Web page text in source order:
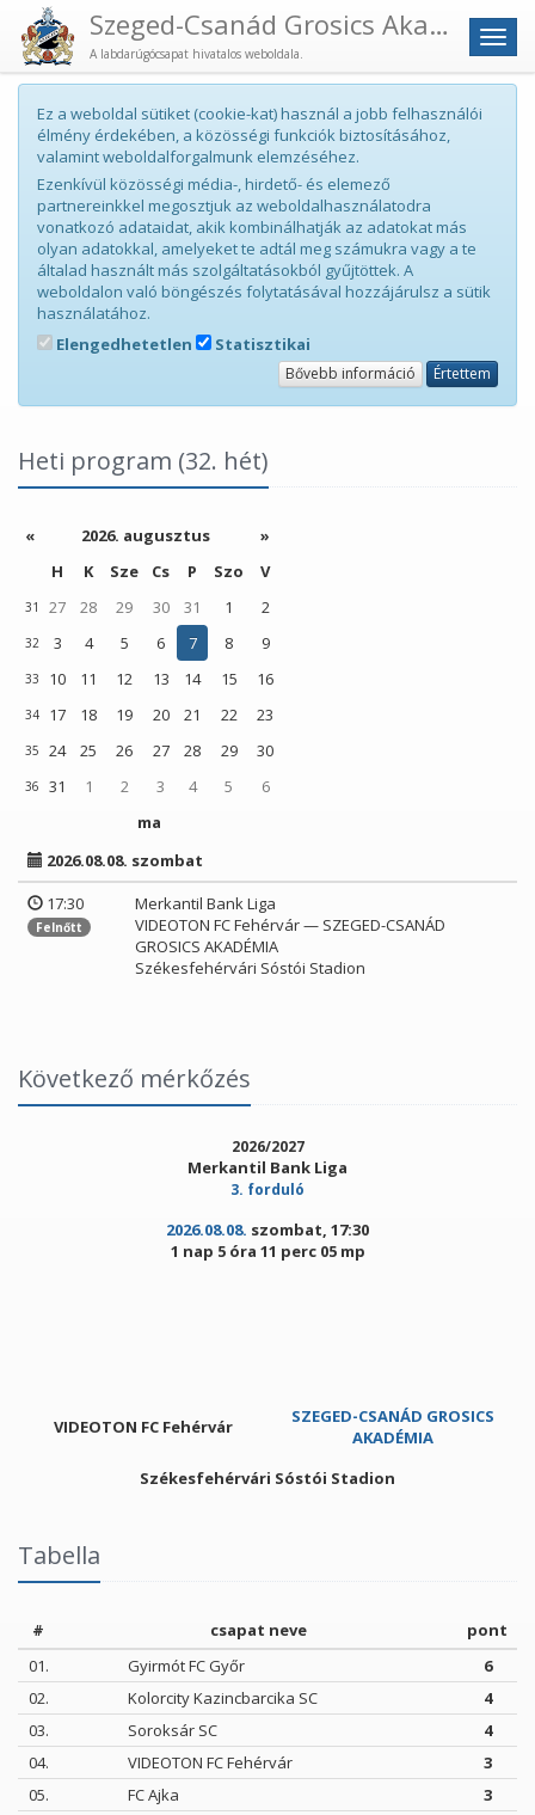
Menü
Szeged-Csanád Grosics Akadémia
A labdarúgócsapat hivatalos weboldala.
Ez a weboldal sütiket (cookie-kat) használ a jobb felhasználói
élmény érdekében, a közösségi funkciók biztosításához,
valamint weboldalforgalmunk elemzéséhez.
Ezenkívül közösségi média-, hirdető- és elemező
partnereinkkel megosztjuk az weboldalhasználatodra
vonatkozó adataidat, akik kombinálhatják az adatokat más
olyan adatokkal, amelyeket te adtál meg számukra vagy a te
általad használt más szolgáltatásokból gyűjtöttek. A
weboldalon való böngészés folytatásával hozzájárulsz a sütik
használatához.
Elengedhetetlen
Statisztikai
Bővebb információ Értettem
Heti program (32. hét)
« 2026. augusztus
»
H
K Sze Cs P Szo V
31 27 28 29 30 31 1 2
32 3 4 5 6 7 8 9
33 10 11 12 13 14 15 16
34 17 18 19 20 21 22 23
35 24 25 26 27 28 29 30
36 31 1 2 3 4 5
6
ma
2026.08.08. szombat
17:30
Felnőtt
Merkantil Bank Liga
VIDEOTON FC Fehérvár — SZEGED-CSANÁD
GROSICS AKADÉMIA
Székesfehérvári Sóstói Stadion
Következő mérkőzés
2026/2027
Merkantil Bank Liga
3. forduló
2026.08.08. szombat, 17:30
1 nap 5 óra 11 perc 05 mp
VIDEOTON FC Fehérvár
SZEGED-CSANÁD GROSICS
AKADÉMIA
Székesfehérvári Sóstói Stadion
Tabella
# csapat neve
pont
01.
Gyirmót FC Győr
6
02.
Kolorcity Kazincbarcika SC
4
03.
Soroksár SC
4
04.
VIDEOTON FC Fehérvár
3
05.
FC Ajka
3